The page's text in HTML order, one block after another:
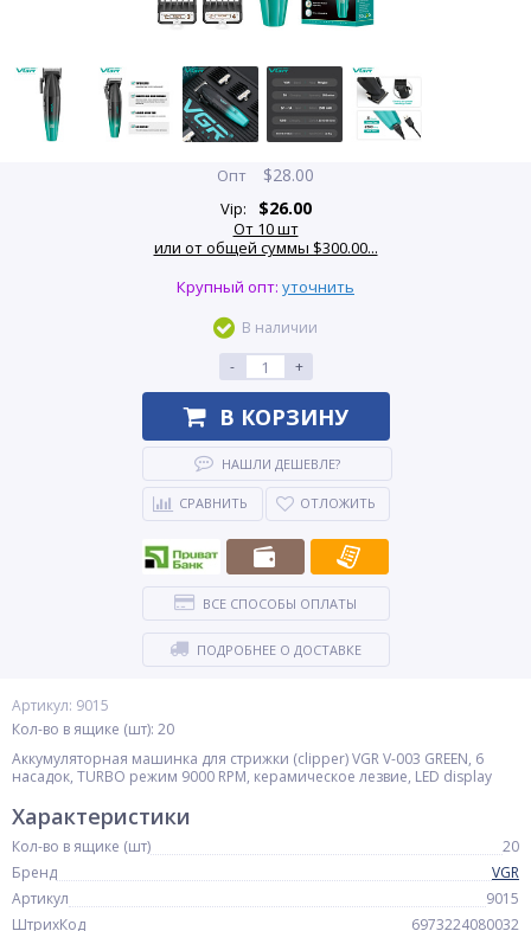
Артикул: 9015
Кол-во в ящике (шт): 20
Аккумуляторная машинка для стрижки (clipper) VGR V-003 GREEN, 6
насадок, TURBO режим 9000 RPM, керамическое лезвие, LED display
Опт $28.00
Vip: $26.00
От 10 шт
или от общей суммы $300.00...
Крупный опт: уточнить
В наличии
-
+
В КОРЗИНУ
НАШЛИ ДЕШЕВЛЕ?
СРАВНИТЬ ОТЛОЖИТЬ
ВСЕ СПОСОБЫ ОПЛАТЫ
ПОДРОБНЕЕ О ДОСТАВКЕ
Характеристики
Кол-во в ящике (шт)
20
Бренд
VGR
Артикул
9015
ШтрихКод
6973224080032